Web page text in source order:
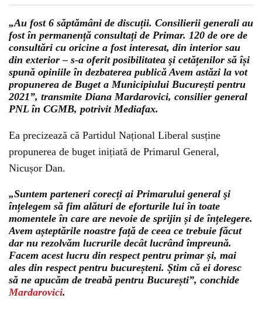
„Au fost 6 săptămâni de discuții. Consilierii generali au
fost în permanență consultați de Primar. 120 de ore de
consultări cu oricine a fost interesat, din interior sau
din exterior – s-a oferit posibilitatea şi cetățenilor să își
spună opiniile în dezbaterea publică Avem astăzi la vot
propunerea de Buget a Municipiului București pentru
2021”, transmite Diana Mardarovici, consilier general
PNL în CGMB, potrivit Mediafax.
Ea precizează că Partidul Național Liberal susține
propunerea de buget inițiată de Primarul General,
Nicușor Dan.
„Suntem parteneri corecți ai Primarului general şi
înțelegem să fim alături de eforturile lui în toate
momentele în care are nevoie de sprijin și de înțelegere.
Avem așteptările noastre față de ceea ce trebuie făcut
dar nu rezolvăm lucrurile decât lucrând împreună.
Facem acest lucru din respect pentru primar și, mai
ales din respect pentru bucureșteni. Știm că ei doresc
să ne apucăm de treabă pentru București”, conchide
Mardarovici.